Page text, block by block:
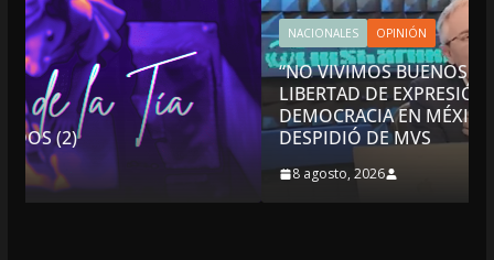
NACIONALES OPINIÓN
“NO VIVIMOS BUENOS TIEMPOS PARA LA
LIBERTAD DE EXPRESIÓN NI PARA LA
DEMOCRACIA EN MÉXICO”: LUIS CÁRDENAS; SE
DESPIDIÓ DE MVS